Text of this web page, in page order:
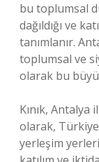
bu toplumsal
dağıldığı ve
tanımlanır.
toplumsal ve
olarak bu
Kınık, Antalya
olarak,
yerleşim